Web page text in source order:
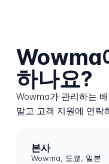
Wowma
하나요?
Wowma가 관리하는
말고 고객 지원에 연락
본사
Wowma, 도쿄, 일본